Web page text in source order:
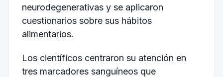
neurodegenerativas y se aplicaron
cuestionarios sobre sus hábitos
alimentarios.
Los científicos centraron su atención en
tres marcadores sanguíneos que